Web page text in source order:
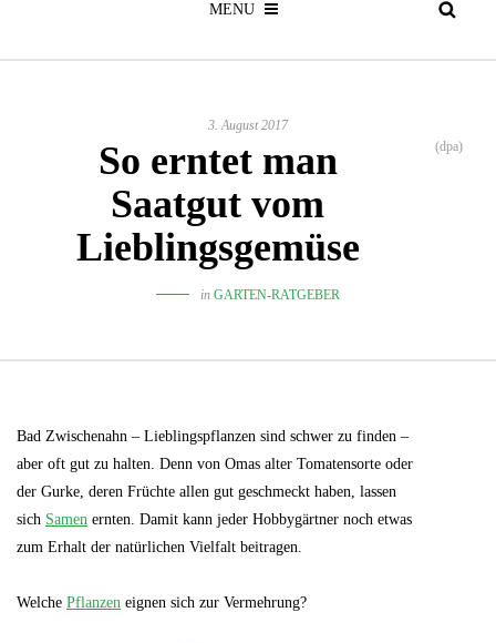
MENU
3. August 2017
So erntet man
Saatgut vom
Lieblingsgemüse
(dpa)
in GARTEN-RATGEBER
Bad Zwischenahn – Lieblingspflanzen sind schwer zu finden –
aber oft gut zu halten. Denn von Omas alter Tomatensorte oder
der Gurke, deren Früchte allen gut geschmeckt haben, lassen
sich Samen ernten. Damit kann jeder Hobbygärtner noch etwas
zum Erhalt der natürlichen Vielfalt beitragen.
Welche Pflanzen eignen sich zur Vermehrung?